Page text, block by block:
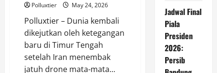
Polluxtier May 24, 2026
Polluxtier – Dunia kembali
dikejutkan oleh ketegangan
baru di Timur Tengah
setelah Iran menembak
jatuh drone mata-mata...
Jadwal Final
Piala
Presiden
2026:
Persib